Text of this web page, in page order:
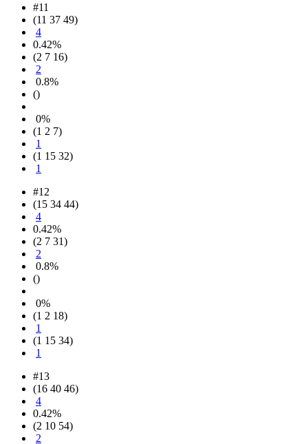
#11
(11 37 49)
4
0.42%
(2 7 16)
2
0.8%
()
0%
(1 2 7)
1
(1 15 32)
1
#12
(15 34 44)
4
0.42%
(2 7 31)
2
0.8%
()
0%
(1 2 18)
1
(1 15 34)
1
#13
(16 40 46)
4
0.42%
(2 10 54)
2